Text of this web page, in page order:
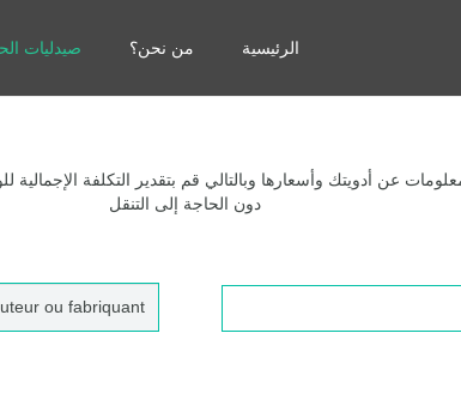
الرئيسية من نحن؟ صيدليات
عن أدويتك وأسعارها وبالتالي قم بتقدير التكلفة الإجمالية
دون الحاجة إلى التنقل
ou fabriquant